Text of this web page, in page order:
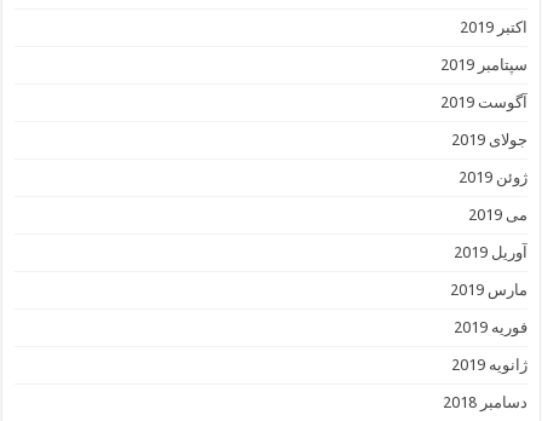
اکتبر 2019
سپتامبر 2019
آگوست 2019
جولای 2019
ژوئن 2019
می 2019
آوریل 2019
مارس 2019
فوریه 2019
ژانویه 2019
دسامبر 2018